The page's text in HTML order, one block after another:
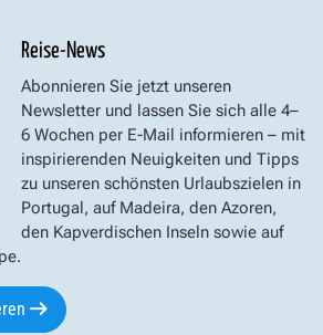
Reise-News
Abonnieren Sie jetzt unseren
Newsletter und lassen Sie sich alle 4–
6 Wochen per E-Mail informieren – mit
inspirierenden Neuigkeiten und Tipps
zu unseren schönsten Urlaubszielen in
Portugal, auf Madeira, den Azoren,
den Kapverdischen Inseln sowie auf